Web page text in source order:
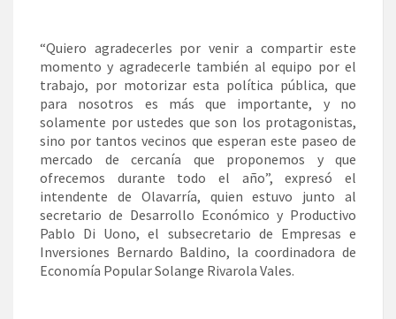
“Quiero agradecerles por venir a compartir este
momento y agradecerle también al equipo por el
trabajo, por motorizar esta política pública, que
para nosotros es más que importante, y no
solamente por ustedes que son los protagonistas,
sino por tantos vecinos que esperan este paseo de
mercado de cercanía que proponemos y que
ofrecemos durante todo el año”, expresó el
intendente de Olavarría, quien estuvo junto al
secretario de Desarrollo Económico y Productivo
Pablo Di Uono, el subsecretario de Empresas e
Inversiones Bernardo Baldino, la coordinadora de
Economía Popular Solange Rivarola Vales.